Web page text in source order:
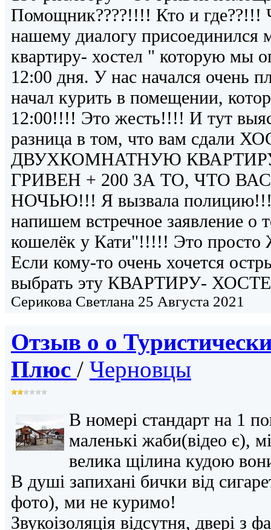
Помощник????!!!! Кто и где??!!!
нашему диалогу
квартиру- хостел " которую мы
12:00 дня. У нас начался очень
начал курить в помещении,
12:00!!!! Это жесть!!!! И тут
разница в том, что вам сдали
ДВУХКОМНАТНУЮ
ГРИВЕН + 200 ЗА ТО, ЧТО
НОЧЬЮ!!! Я вызвала
напишем встречное заявление о
кошелёк у Кати"!!!!! Это
Если кому-то очень хочется
выбрать эту КВАРТИРУ-
Серикова Светлана 25 Августа 2021
Отзыв о о
Плюс / Черновцы
В номері стандарт на 1
маленькі жаби(відео є),
велика щілина кудою
В душі запихані бички від
фото), ми не куримо!
Звукоізоляція відсутня, двері